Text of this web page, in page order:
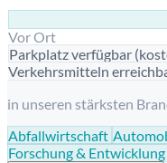
Vor Ort
Parkplatz verfügbar
Verkehrsmitteln
in unseren stärksten
Abfallwirtschaft
Forschung & Entwicklung